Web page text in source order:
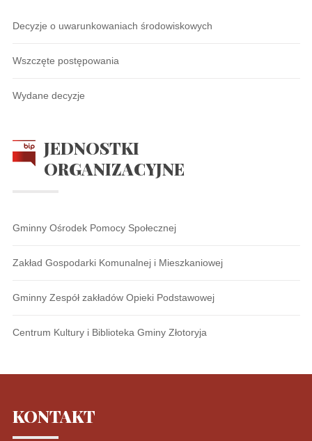
Decyzje o uwarunkowaniach środowiskowych
Wszczęte postępowania
Wydane decyzje
JEDNOSTKI
ORGANIZACYJNE
Gminny Ośrodek Pomocy Społecznej
Zakład Gospodarki Komunalnej i Mieszkaniowej
Gminny Zespół zakładów Opieki Podstawowej
Centrum Kultury i Biblioteka Gminy Złotoryja
KONTAKT